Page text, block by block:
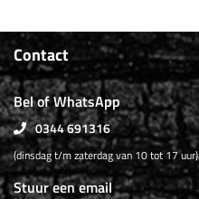
Contact
Bel of WhatsApp
0344 691316
(dinsdag t/m zaterdag van 10 tot 17 uur)
Stuur een email